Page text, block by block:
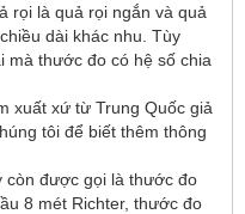
rọi là quả rọi ngắn và quả
dài khác nhu. Tùy
mà thước đo có hệ số chia
xuất xứ từ Trung Quốc giả
tôi để biết thêm thông
còn được gọi là thước đo
8 mét Richter, thước đo